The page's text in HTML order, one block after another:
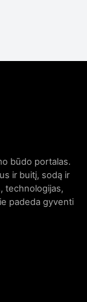
būdo portalas.
ir buitį, sodą ir
technologijas,
padeda gyventi